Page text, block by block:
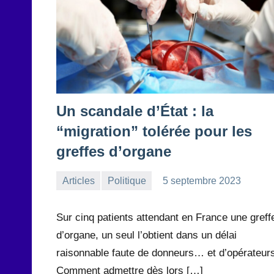
Un scandale d’État : la
“migration” tolérée pour les
greffes d’organe
Articles Politique
5 septembre 2023
Sur cinq patients attendant en France une
d’organe, un seul l’obtient dans un délai
raisonnable faute de donneurs… et
Comment admettre dès lors […]